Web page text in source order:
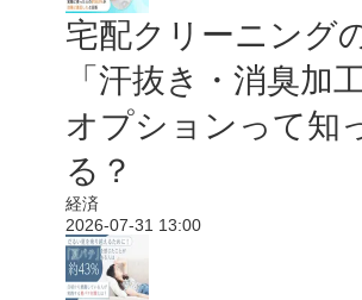
宅配クリーニング
「汗抜き・消臭加工
オプションって知
る？
経済
2026-07-31 13:00